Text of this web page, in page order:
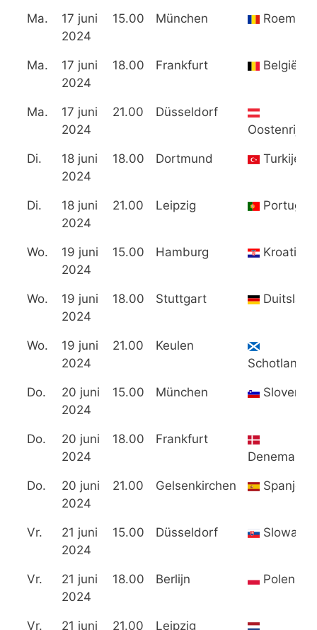
Ma.
17 juni
2024
15.00 München
Ma.
17 juni
2024
18.00 Frankfurt België
Ma.
17 juni
2024
21.00
Düsseldorf
Oostenrijk
Di.
18 juni
2024
18.00 Dortmund Turkije
Di.
18 juni
2024
21.00 Leipzig Portugal
Wo.
19 juni
2024
15.00 Hamburg Kroatië
Wo.
19 juni
2024
18.00 Stuttgart Duitsland
Wo.
19 juni
2024
21.00
Keulen
Schotland
Do.
20 juni
2024
15.00 München Slovenië
Do.
20 juni
2024
18.00
Frankfurt
Do.
20 juni
2024
21.00 Gelsenkirchen Spanje
Vr.
21 juni
2024
15.00 Düsseldorf Slowakije
Vr.
21 juni
2024
18.00 Berlijn Polen
Vr. 21 juni 21.00 Leipzig